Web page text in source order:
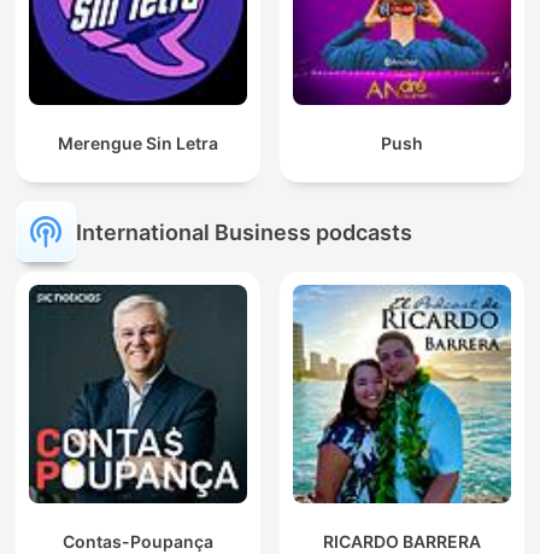
Merengue Sin Letra Push
International Business podcasts
Contas-Poupança RICARDO BARRERA